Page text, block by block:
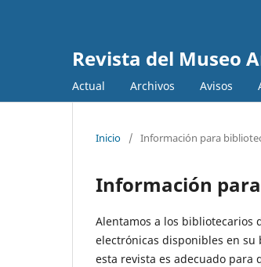
Revista del Museo
Actual Archivos Avisos
Inicio / Información para
Información
Alentamos a los bibliotecarios
electrónicas disponibles en su
esta revista es adecuado